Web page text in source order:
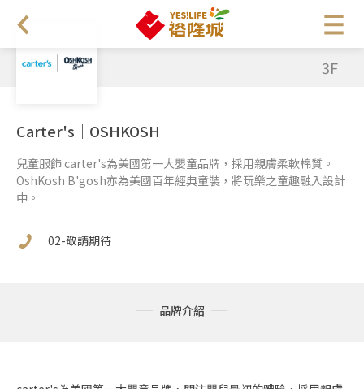
3F
Carter's｜OSHKOSH
兒童服飾 carter's為美國第一大嬰童品牌，採用親膚柔軟棉質。
OshKosh B'gosh亦為美國百年經典童裝，將玩樂之童趣融入設計
中。
02-敬請期待
品牌介紹